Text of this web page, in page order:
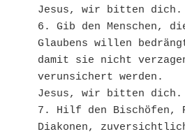
Jesus, wir bitten dich.
6. Gib den Menschen,
Glaubens willen
damit sie nicht
verunsichert werden.
Jesus, wir bitten dich.
7. Hilf den Bischöfen,
Diakonen,